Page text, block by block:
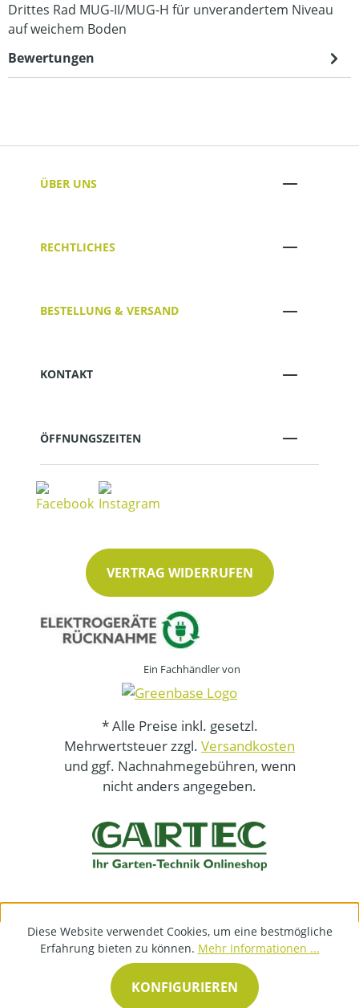
Drittes Rad MUG-II/MUG-H für unverandertem Niveau
auf weichem Boden
Bewertungen
ÜBER UNS
RECHTLICHES
BESTELLUNG & VERSAND
KONTAKT
ÖFFNUNGSZEITEN
VERTRAG WIDERRUFEN
Ein Fachhändler von
* Alle Preise inkl. gesetzl.
Mehrwertsteuer zzgl. Versandkosten
und ggf. Nachnahmegebühren, wenn
nicht anders angegeben.
Diese Website verwendet Cookies, um eine bestmögliche
Erfahrung bieten zu können. Mehr Informationen ...
KONFIGURIEREN